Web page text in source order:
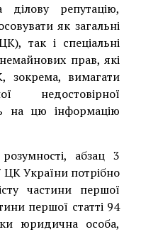
репутацію,
як загальні
так і спеціальні
прав, які
зокрема, вимагати
недостовірної
на цю інформацію
абзац 3
ЦК України потрібно
частини першої
першої статті 94
юридична особа,